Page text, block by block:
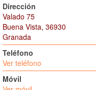
Dirección
Valado 75
Buena Vista, 36930
Granada
Teléfono
Ver teléfono
Móvil